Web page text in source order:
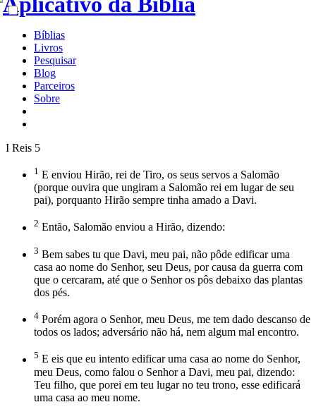
Bíblias
Livros
Pesquisar
Blog
Parceiros
Sobre
I Reis 5
1 E enviou Hirão, rei de Tiro, os seus servos a Salomão
(porque ouvira que ungiram a Salomão rei em lugar de seu
pai), porquanto Hirão sempre tinha amado a Davi.
2 Então, Salomão enviou a Hirão, dizendo:
3 Bem sabes tu que Davi, meu pai, não pôde edificar uma
casa ao nome do Senhor, seu Deus, por causa da guerra com
que o cercaram, até que o Senhor os pôs debaixo das plantas
dos pés.
4 Porém agora o Senhor, meu Deus, me tem dado descanso de
todos os lados; adversário não há, nem algum mal encontro.
5 E eis que eu intento edificar uma casa ao nome do Senhor,
meu Deus, como falou o Senhor a Davi, meu pai, dizendo:
Teu filho, que porei em teu lugar no teu trono, esse edificará
uma casa ao meu nome.